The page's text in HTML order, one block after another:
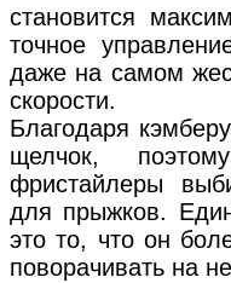
становится
точное
даже на самом
скорости.
Благодаря
щелчок,
фристайлеры
для прыжков.
это то, что он
поворачивать на